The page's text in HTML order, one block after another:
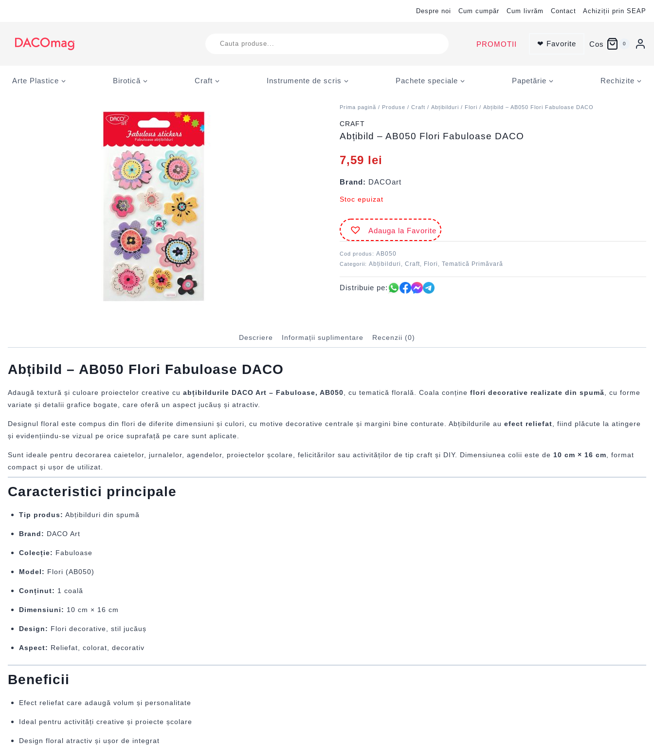
Despre noi Cum cumpăr Cum livrăm Contact Achiziții prin SEAP
search
PROMOTII ❤ Favorite Cos 0
Arte Plastice Birotică Craft Instrumente de scris Pachete speciale Papetărie Rechizite
Prima pagină / Produse /Craft /Abțibilduri / Flori / Abțibild – AB050 Flori Fabuloase DACO
CRAFT
Abțibild – AB050 Flori Fabuloase DACO
7,59 lei
Brand: DACOart
Stoc epuizat
Adauga la Favorite
Cod produs:AB050
Categorii:Abțibilduri ,Craft Flori ,Tematică Primăvară
Distribuie pe:
Descriere Informații suplimentare Recenzii (0)
Abțibild – AB050 Flori Fabuloase DACO
Adaugă textură și culoare proiectelor creative cu abțibildurile DACO Art – Fabuloase, AB050 , cu tematică florală. Coala conține flori decorative realizate din spumă , cu forme
variate și detalii grafice bogate, care oferă un aspect jucăuș și atractiv.
Designul floral este compus din flori de diferite dimensiuni și culori, cu motive decorative centrale și margini bine conturate. Abțibildurile au efect reliefat , fiind plăcute la atingere
și evidențiindu-se vizual pe orice suprafață pe care sunt aplicate.
Sunt ideale pentru decorarea caietelor, jurnalelor, agendelor, proiectelor școlare, felicitărilor sau activităților de tip craft și DIY. Dimensiunea colii este de 10 cm × 16 cm , format
compact și ușor de utilizat.
Caracteristici principale
Tip produs: Abțibilduri din spumă
Brand: DACO Art
Colecție: Fabuloase
Model: Flori (AB050)
Conținut: 1 coală
Dimensiuni: 10 cm × 16 cm
Design: Flori decorative, stil jucăuș
Aspect: Reliefat, colorat, decorativ
Beneficii
Efect reliefat care adaugă volum și personalitate
Ideal pentru activități creative și proiecte școlare
Design floral atractiv și ușor de integrat